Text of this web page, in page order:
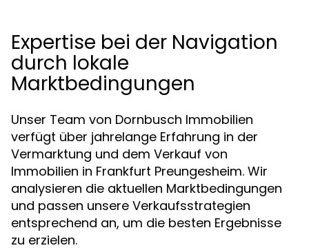
Expertise bei der Navigation
durch lokale
Marktbedingungen
Unser Team von Dornbusch Immobilien
verfügt über jahrelange Erfahrung in der
Vermarktung und dem Verkauf von
Immobilien in Frankfurt Preungesheim. Wir
analysieren die aktuellen Marktbedingungen
und passen unsere Verkaufsstrategien
entsprechend an, um die besten Ergebnisse
zu erzielen.